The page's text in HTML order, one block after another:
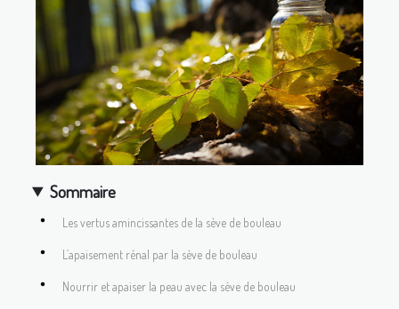
Sommaire
Les vertus amincissantes de la sève de bouleau
L’apaisement rénal par la sève de bouleau
Nourrir et apaiser la peau avec la sève de bouleau